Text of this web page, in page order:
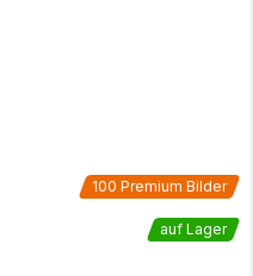
100 Premium Bilder
auf Lager